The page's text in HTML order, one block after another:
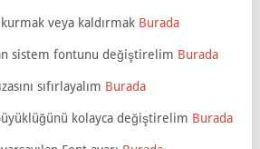
veya kaldırmak Burada
sistem fontunu değiştirelim Burada
sıfırlayalım Burada
kolayca değiştirelim Burada